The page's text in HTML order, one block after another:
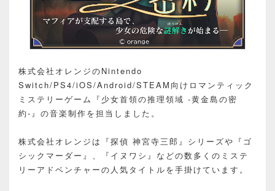
株式会社オレンジのNintendo
Switch/PS4/iOS/Android/STEAM向けロマンティック
ミステリーゲーム『少女首領の推理領域 -黄金島の密
約-』の音楽制作を担当しました。
株式会社オレンジは『探偵 神宮寺三郎』シリーズや『ゴ
シックマーダー』、『イヌワシ』などの数多くのミステ
リーアドベンチャーの人気タイトルを手掛けています。